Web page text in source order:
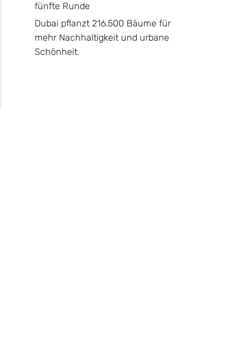
fünfte Runde
Dubai pflanzt 216.500 Bäume für
mehr Nachhaltigkeit und urbane
Schönheit.